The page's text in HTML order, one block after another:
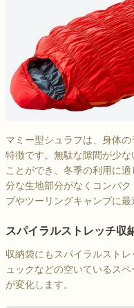
マミー型シュラフは、身体
特徴です。無駄な隙間が少
ことができ、冬季の利用に
分な生地部分がなくコンパ
プやツーリングキャンプに最
スパイラルストレッチ収
収納袋にもスパイラルスト
ュックなどの空いているス
が変化します。